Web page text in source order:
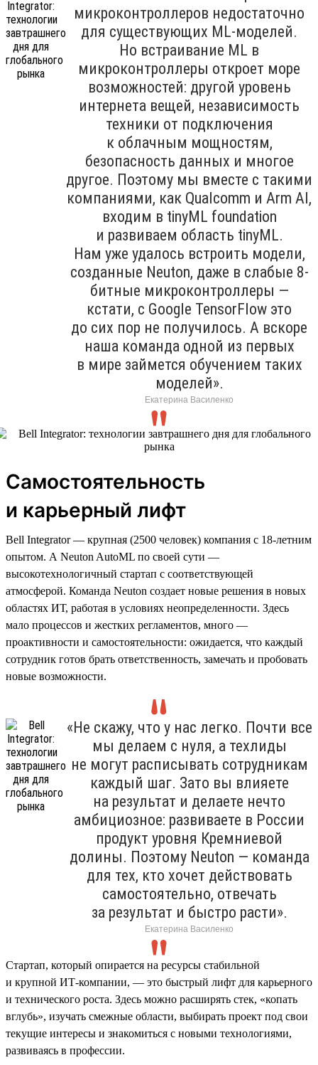
микроконтроллеров недостаточно
для существующих ML-моделей.
Но встраивание ML в
микроконтроллеры откроет море
возможностей: другой уровень
интернета вещей, независимость
техники от подключения
к облачным мощностям,
безопасность данных и многое
другое. Поэтому мы вместе с такими
компаниями, как Qualcomm и Arm AI,
входим в tinyML foundation
и развиваем область tinyML.
Нам уже удалось встроить модели,
созданные Neuton, даже в слабые 8-
битные микроконтроллеры —
кстати, с Google TensorFlow это
до сих пор не получилось. А вскоре
наша команда одной из первых
в мире займется обучением таких
моделей».
Екатерина Василенко
Самостоятельность
и карьерный лифт
Bell Integrator — крупная (2500 человек) компания с 18-летним
опытом. А Neuton AutoML по своей сути —
высокотехнологичный стартап с соответствующей
атмосферой. Команда Neuton создает новые решения в новых
областях ИТ, работая в условиях неопределенности. Здесь
мало процессов и жестких регламентов, много —
проактивности и самостоятельности: ожидается, что каждый
сотрудник готов брать ответственность, замечать и пробовать
новые возможности.
«Не скажу, что у нас легко. Почти все
мы делаем с нуля, а техлиды
не могут расписывать сотрудникам
каждый шаг. Зато вы влияете
на результат и делаете нечто
амбициозное: развиваете в России
продукт уровня Кремниевой
долины. Поэтому Neuton — команда
для тех, кто хочет действовать
самостоятельно, отвечать
за результат и быстро расти».
Екатерина Василенко
Стартап, который опирается на ресурсы стабильной
и крупной ИТ-компании, — это быстрый лифт для карьерного
и технического роста. Здесь можно расширять стек, «копать
вглубь», изучать смежные области, выбирать проект под свои
текущие интересы и знакомиться с новыми технологиями,
развиваясь в профессии.